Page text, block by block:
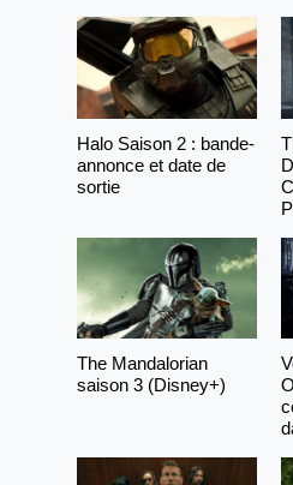
Halo Saison 2 : bande-
annonce et date de
sortie
The Mandalorian
saison 3 (Disney+)